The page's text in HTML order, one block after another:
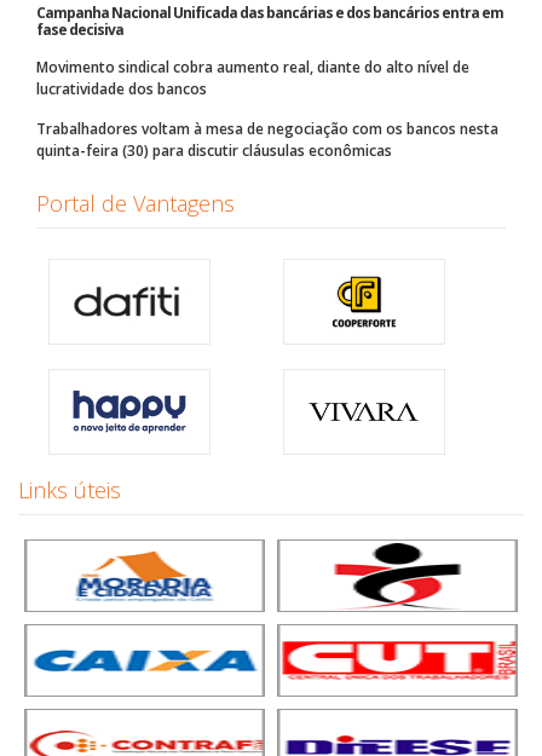
Campanha Nacional Unificada das bancárias e dos bancários entra em
fase decisiva
Movimento sindical cobra aumento real, diante do alto nível de
lucratividade dos bancos
Trabalhadores voltam à mesa de negociação com os bancos nesta
quinta-feira (30) para discutir cláusulas econômicas
Portal de Vantagens
Links úteis